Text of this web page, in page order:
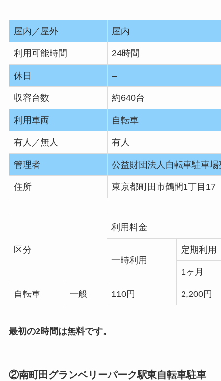
屋内／屋外 屋内
利用可能時間 24時間
休日 –
収容台数 約640台
利用車両 自転車
有人／無人 有人
管理者 公益財団法人自転車駐車
住所 東京都町田市鶴間1丁目17
区分
利用料金
一時利用
定期利用
1ヶ月
自転車 一般 110円 2,200円
最初の2時間は無料です。
②南町田グランベリーパーク駅東自転車駐車